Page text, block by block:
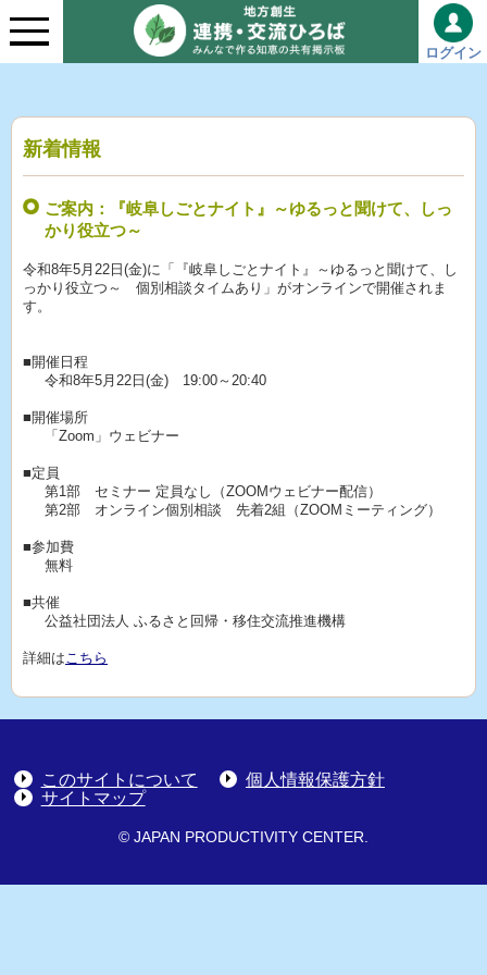
ログイン
新着情報
ご案内：『岐阜しごとナイト』～ゆるっと聞けて、しっ
かり役立つ～
令和8年5月22日(金)に「『岐阜しごとナイト』～ゆるっと聞けて、し
っかり役立つ～ 個別相談タイムあり」がオンラインで開催されま
す。
■開催日程
令和8年5月22日(金) 19:00～20:40
■開催場所
「Zoom」ウェビナー
■定員
第1部 セミナー 定員なし（ZOOMウェビナー配信）
第2部 オンライン個別相談 先着2組（ZOOMミーティング）
■参加費
無料
■共催
公益社団法人 ふるさと回帰・移住交流推進機構
詳細はこちら
このサイトについて
個人情報保護方針
サイトマップ
© JAPAN PRODUCTIVITY CENTER.